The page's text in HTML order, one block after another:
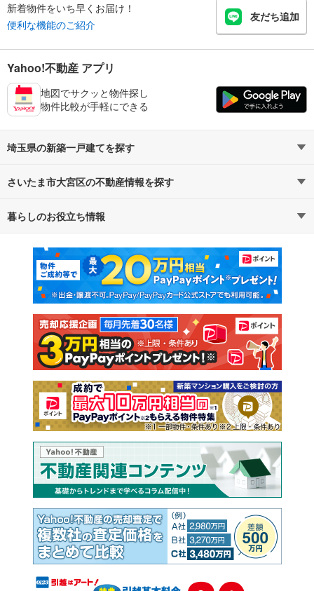
新着物件をいち早くお届け！
便利な機能のご紹介
友だち追加
Yahoo!不動産 アプリ
地図でサクッと物件探し
物件比較が手軽にできる
埼玉県の新築一戸建てを探す
路線・駅から探す 地域から探す
通勤・通学時間から探す
さいたま市大宮区の不動産情報を探す
不動産・住宅
新築マンション 中古マンション
新築一戸建て 中古一戸建て
注文住宅 土地
売却査定
暮らしのお役立ち情報
マンションカタログ 教えて！住まいの先生